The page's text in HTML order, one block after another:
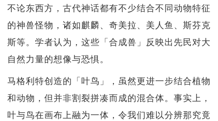
不论东西方，古代神话都有不少结合不同动物特征
的神兽怪物，诸如麒麟、奇美拉、美人鱼、斯芬克
斯等。学者认为，这些「合成兽」反映出先民对大
自然力量的想像与恐惧。
马格利特创造的「叶鸟」，虽然更进一步结合植物
和动物，但并非割裂拼凑而成的混合体。事实上，
叶与鸟在画布上融为一体，令我们难以分辨那究竟